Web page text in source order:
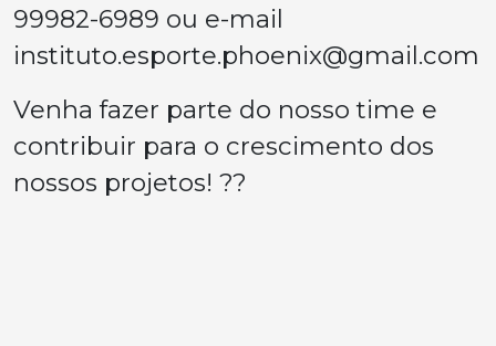
99982-6989 ou e-mail
instituto.esporte.phoenix@gmail.com
Venha fazer parte do nosso time e
contribuir para o crescimento dos
nossos projetos! ??